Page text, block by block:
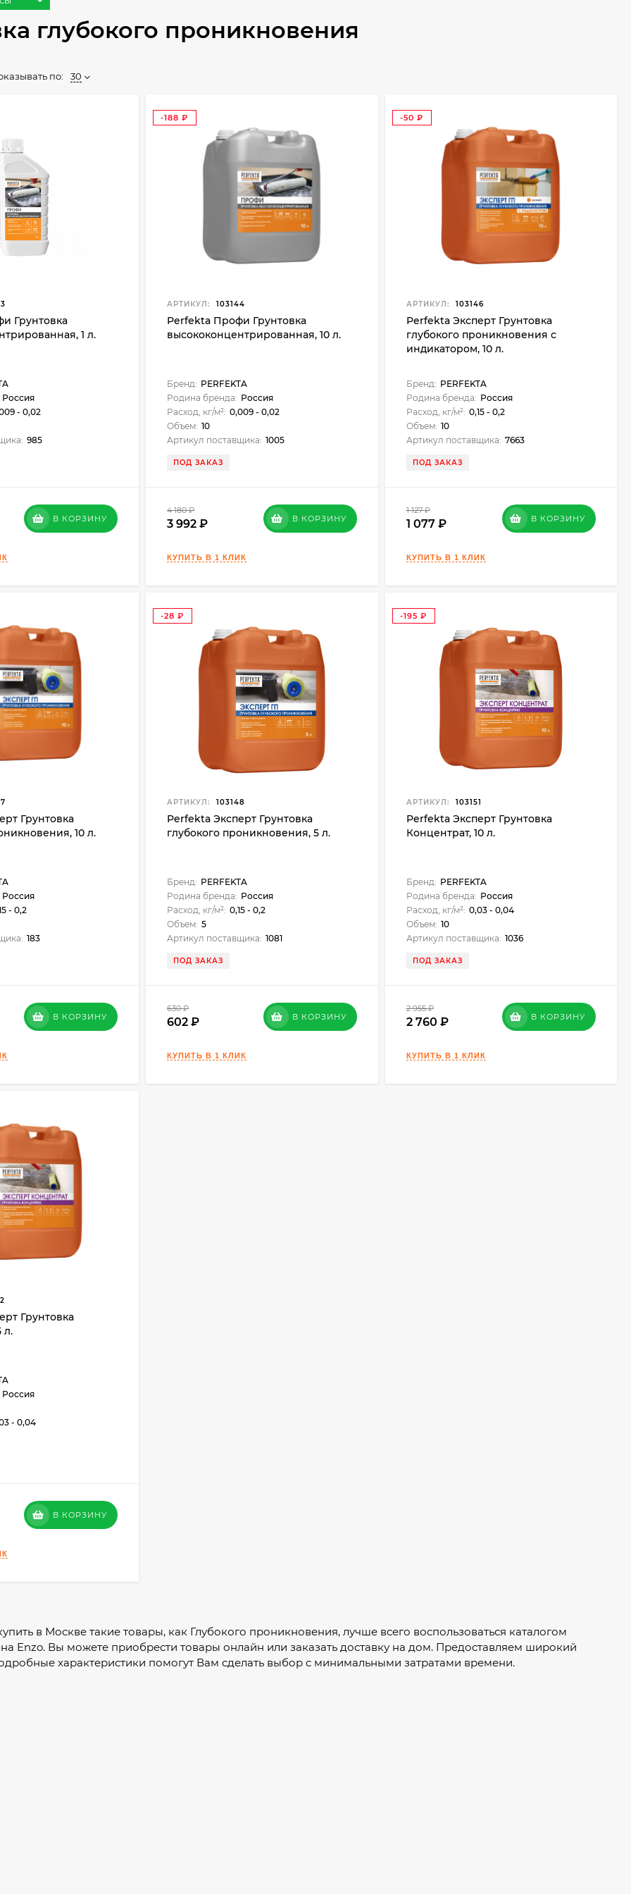
глубокого проникновения
по: 30
Грунтовка
1 л.
Россия
- 0,02
985
В КОРЗИНУ
-188
АРТИКУЛ: 103144
Perfekta Профи Грунтовка
высококонцентрированная, 10 л.
Бренд: PERFEKTA
Родина бренда: Россия
Расход, кг/м²: 0,009 - 0,02
Объем: 10
Артикул поставщика: 1005
ПОД ЗАКАЗ
4 180 ₽
3 992 В КОРЗИНУ
-50
АРТИКУЛ: 103146
Perfekta Эксперт Грунтовка
глубокого проникновения с
индикатором, 10 л.
Бренд: PERFEKTA
Родина бренда: Россия
Расход, кг/м²: 0,15 - 0,2
Объем: 10
Артикул поставщика: 7663
ПОД ЗАКАЗ
1 127 ₽
1 077 В КОРЗИНУ
Грунтовка
10 л.
Россия
- 0,2
183
В КОРЗИНУ
-28
АРТИКУЛ: 103148
Perfekta Эксперт Грунтовка
глубокого проникновения, 5 л.
Бренд: PERFEKTA
Родина бренда: Россия
Расход, кг/м²: 0,15 - 0,2
Объем: 5
Артикул поставщика: 1081
ПОД ЗАКАЗ
630 ₽
602 В КОРЗИНУ
-195
АРТИКУЛ: 103151
Perfekta Эксперт Грунтовка
Концентрат, 10 л.
Бренд: PERFEKTA
Родина бренда: Россия
Расход, кг/м²: 0,03 - 0,04
Объем: 10
Артикул поставщика: 1036
ПОД ЗАКАЗ
2 955 ₽
2 760 В КОРЗИНУ
Грунтовка
л.
Россия
- 0,04
В КОРЗИНУ
в Москве такие товары, как Глубокого проникновения, лучше всего воспользоваться каталогом
Enzo. Вы можете приобрести товары онлайн или заказать доставку на дом. Предоставляем широкий
характеристики помогут Вам сделать выбор с минимальными затратами времени.